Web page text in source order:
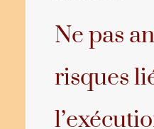
Ne pas
risques